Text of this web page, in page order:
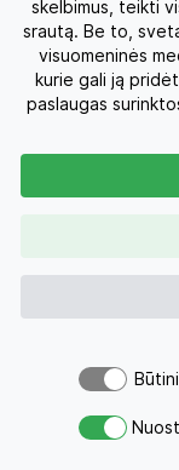
Pirmas įspūdis
elegancija ir
kurios primena
rusų, žiemos
2026-04-17
1 milijono kv.m.
„Michelin“
kambario
nešildomas,
su jūros
skelbimus, teikti
srautą. Be to,
visuomeninės
kurie gali ją
paslaugas
Būtini